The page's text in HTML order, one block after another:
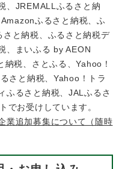
、JREMALLふるさと納
ふるさと納税、ふ
さと納税、ふるさと納税デ
、まいふる by AEON
税、さとふる、Yahoo！
さと納税、Yahoo！トラ
ふるさと納税、JALふるさ
でお受けしています。
業追加募集について（随時